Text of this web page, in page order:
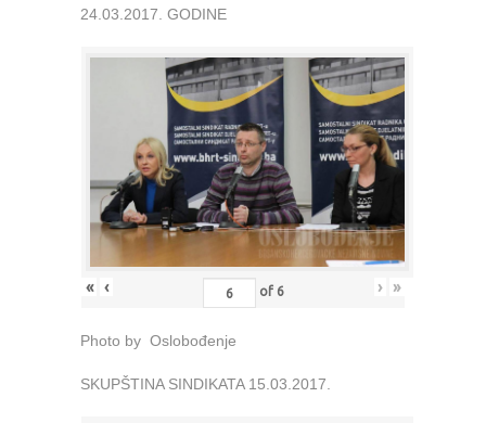
24.03.2017. GODINE
« ‹ of 6 › »
Photo by Oslobođenje
SKUPŠTINA SINDIKATA 15.03.2017.